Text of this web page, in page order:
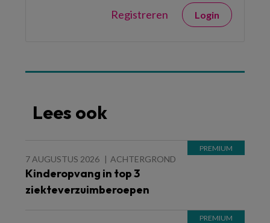
Registreren Login
Lees ook
7 AUGUSTUS 2026 ACHTERGROND
Kinderopvang in top 3
ziekteverzuimberoepen